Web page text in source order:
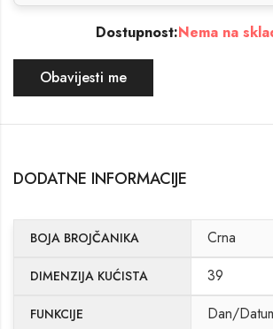
Dostupnost:Nema na
Obavijesti me
DODATNE INFORMACIJE
BOJA BROJČANIKA Crna
DIMENZIJA KUĆISTA 39
FUNKCIJE Dan/